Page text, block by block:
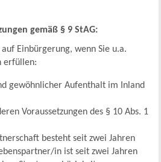
gemäß § 9 StAG:
Einbürgerung, wenn Sie u.a.
erfüllen:
gewöhnlicher Aufenthalt im Inland
Voraussetzungen des § 10 Abs. 1
besteht seit zwei Jahren
in ist seit zwei Jahren